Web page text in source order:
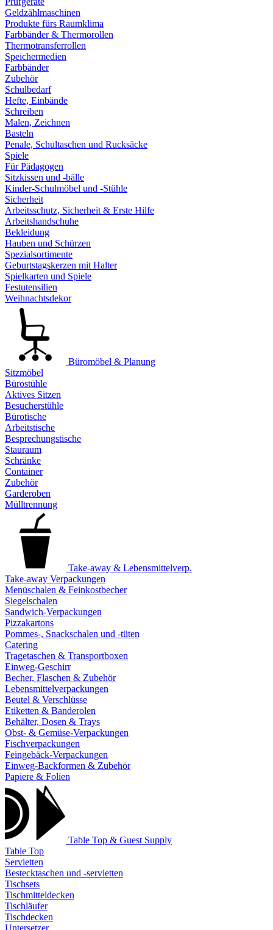
Geldzählmaschinen
Produkte fürs Raumklima
Farbbänder & Thermorollen
Thermotransferrollen
Speichermedien
Farbbänder
Zubehör
Schulbedarf
Hefte, Einbände
Schreiben
Malen, Zeichnen
Basteln
Penale, Schultaschen und Rucksäcke
Spiele
Für Pädagogen
Sitzkissen und -bälle
Kinder-Schulmöbel und -Stühle
Sicherheit
Arbeitsschutz, Sicherheit & Erste Hilfe
Arbeitshandschuhe
Bekleidung
Hauben und Schürzen
Spezialsortimente
Geburtstagskerzen mit Halter
Spielkarten und Spiele
Festutensilien
Weihnachtsdekor
Büromöbel & Planung
Sitzmöbel
Bürostühle
Aktives Sitzen
Besucherstühle
Bürotische
Arbeitstische
Besprechungstische
Stauraum
Schränke
Container
Zubehör
Garderoben
Mülltrennung
Take-away & Lebensmittelverp.
Take-away Verpackungen
Menüschalen & Feinkostbecher
Siegelschalen
Sandwich-Verpackungen
Pizzakartons
Pommes-, Snackschalen und -tüten
Catering
Tragetaschen & Transportboxen
Einweg-Geschirr
Becher, Flaschen & Zubehör
Lebensmittelverpackungen
Beutel & Verschlüsse
Etiketten & Banderolen
Behälter, Dosen & Trays
Obst- & Gemüse-Verpackungen
Fischverpackungen
Feingebäck-Verpackungen
Einweg-Backformen & Zubehör
Papiere & Folien
Table Top & Guest Supply
Table Top
Servietten
Bestecktaschen und -servietten
Tischsets
Tischmitteldecken
Tischläufer
Tischdecken